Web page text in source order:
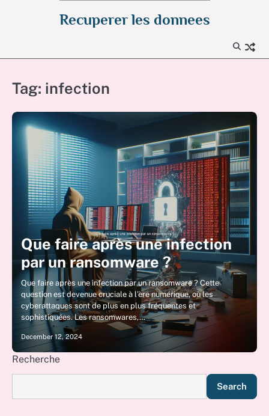
Recuperer les donnees
Tag: infection
Que faire après une infection
par un ransomware ?
Que faire après une infection par un ransomware ? Cette
question est devenue cruciale à l’ère numérique, où les
cyberattaques sont de plus en plus fréquentes et
sophistiquées. Les ransomwares,…
December 12, 2024
Recherche
Search